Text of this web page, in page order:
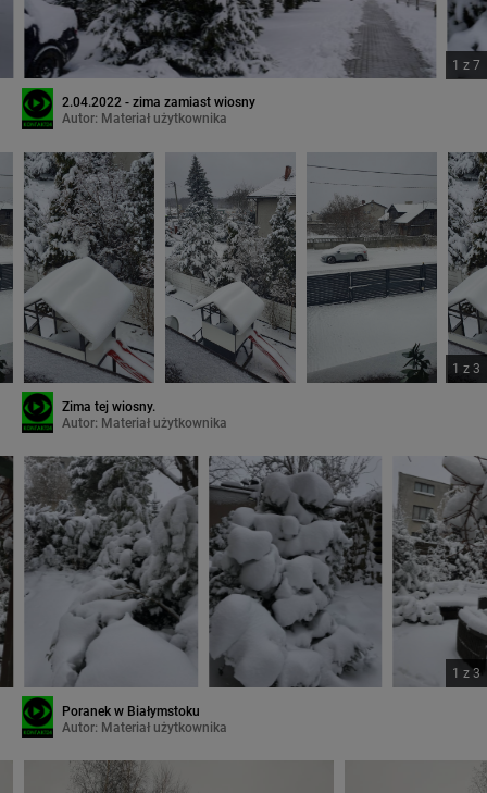
1 z 7
2.04.2022 - zima zamiast wiosny
Autor: Materiał użytkownika
1 z 3
Zima tej wiosny.
Autor: Materiał użytkownika
1 z 3
Poranek w Białymstoku
Autor: Materiał użytkownika